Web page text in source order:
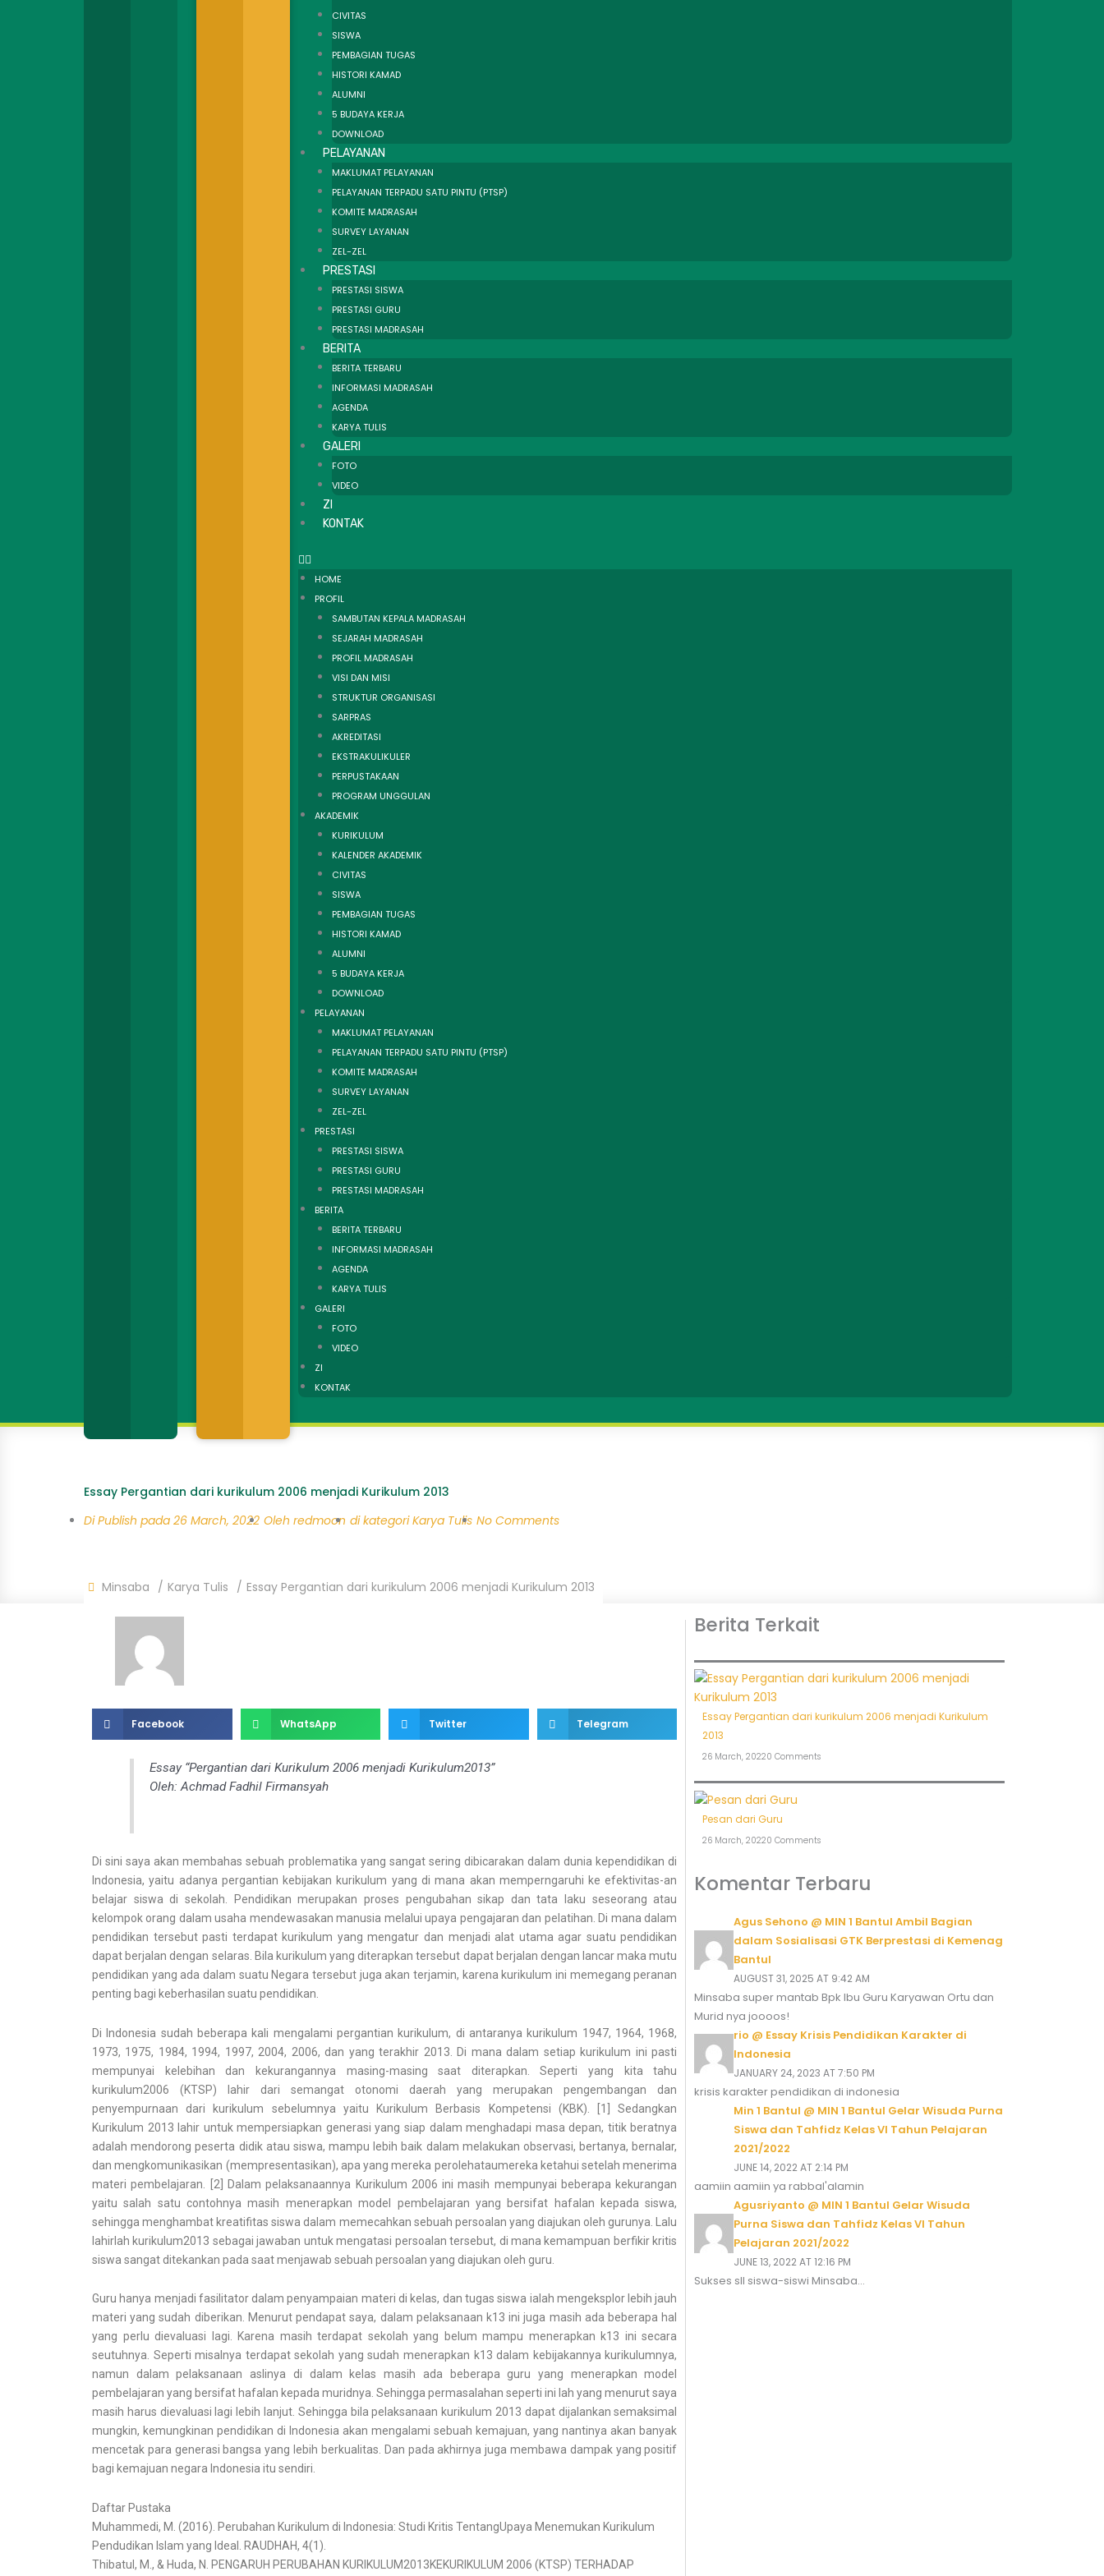
CIVITAS
SISWA
PEMBAGIAN TUGAS
HISTORI KAMAD
ALUMNI
5 BUDAYA KERJA
DOWNLOAD
PELAYANAN
MAKLUMAT PELAYANAN
PELAYANAN TERPADU SATU PINTU (PTSP)
KOMITE MADRASAH
SURVEY LAYANAN
ZEL-ZEL
PRESTASI
PRESTASI SISWA
PRESTASI GURU
PRESTASI MADRASAH
BERITA
BERITA TERBARU
INFORMASI MADRASAH
AGENDA
KARYA TULIS
GALERI
FOTO
VIDEO
ZI
KONTAK
HOME
PROFIL
SAMBUTAN KEPALA MADRASAH
SEJARAH MADRASAH
PROFIL MADRASAH
VISI DAN MISI
STRUKTUR ORGANISASI
SARPRAS
AKREDITASI
EKSTRAKULIKULER
PERPUSTAKAAN
PROGRAM UNGGULAN
AKADEMIK
KURIKULUM
KALENDER AKADEMIK
CIVITAS
SISWA
PEMBAGIAN TUGAS
HISTORI KAMAD
ALUMNI
5 BUDAYA KERJA
DOWNLOAD
PELAYANAN
MAKLUMAT PELAYANAN
PELAYANAN TERPADU SATU PINTU (PTSP)
KOMITE MADRASAH
SURVEY LAYANAN
ZEL-ZEL
PRESTASI
PRESTASI SISWA
PRESTASI GURU
PRESTASI MADRASAH
BERITA
BERITA TERBARU
INFORMASI MADRASAH
AGENDA
KARYA TULIS
GALERI
FOTO
VIDEO
ZI
KONTAK
Essay Pergantian dari kurikulum 2006 menjadi Kurikulum 2013
Di Publish pada 26 March, 2022 Oleh redmoon di kategori Karya Tulis No Comments
Minsaba Karya Tulis Essay Pergantian dari kurikulum 2006 menjadi Kurikulum 2013
Facebook WhatsApp Twitter Telegram
Essay “Pergantian dari Kurikulum 2006 menjadi Kurikulum2013”
Oleh: Achmad Fadhil Firmansyah
Di sini saya akan membahas sebuah problematika yang sangat sering dibicarakan dalam dunia kependidikan di
Indonesia, yaitu adanya pergantian kebijakan kurikulum yang di mana akan memperngaruhi ke efektivitas-an
belajar siswa di sekolah. Pendidikan merupakan proses pengubahan sikap dan tata laku seseorang atau
kelompok orang dalam usaha mendewasakan manusia melalui upaya pengajaran dan pelatihan. Di mana dalam
pendidikan tersebut pasti terdapat kurikulum yang mengatur dan menjadi alat utama agar suatu pendidikan
dapat berjalan dengan selaras. Bila kurikulum yang diterapkan tersebut dapat berjalan dengan lancar maka mutu
pendidikan yang ada dalam suatu Negara tersebut juga akan terjamin, karena kurikulum ini memegang peranan
penting bagi keberhasilan suatu pendidikan.
Di Indonesia sudah beberapa kali mengalami pergantian kurikulum, di antaranya kurikulum 1947, 1964, 1968,
1973, 1975, 1984, 1994, 1997, 2004, 2006, dan yang terakhir 2013. Di mana dalam setiap kurikulum ini pasti
mempunyai kelebihan dan kekurangannya masing-masing saat diterapkan. Seperti yang kita tahu
kurikulum2006 (KTSP) lahir dari semangat otonomi daerah yang merupakan pengembangan dan
penyempurnaan dari kurikulum sebelumnya yaitu Kurikulum Berbasis Kompetensi (KBK). [1] Sedangkan
Kurikulum 2013 lahir untuk mempersiapkan generasi yang siap dalam menghadapi masa depan, titik beratnya
adalah mendorong peserta didik atau siswa, mampu lebih baik dalam melakukan observasi, bertanya, bernalar,
dan mengkomunikasikan (mempresentasikan), apa yang mereka perolehataumereka ketahui setelah menerima
materi pembelajaran. [2] Dalam pelaksanaannya Kurikulum 2006 ini masih mempunyai beberapa kekurangan
yaitu salah satu contohnya masih menerapkan model pembelajaran yang bersifat hafalan kepada siswa,
sehingga menghambat kreatifitas siswa dalam memecahkan sebuah persoalan yang diajukan oleh gurunya. Lalu
lahirlah kurikulum2013 sebagai jawaban untuk mengatasi persoalan tersebut, di mana kemampuan berfikir kritis
siswa sangat ditekankan pada saat menjawab sebuah persoalan yang diajukan oleh guru.
Guru hanya menjadi fasilitator dalam penyampaian materi di kelas, dan tugas siswa ialah mengeksplor lebih jauh
materi yang sudah diberikan. Menurut pendapat saya, dalam pelaksanaan k13 ini juga masih ada beberapa hal
yang perlu dievaluasi lagi. Karena masih terdapat sekolah yang belum mampu menerapkan k13 ini secara
seutuhnya. Seperti misalnya terdapat sekolah yang sudah menerapkan k13 dalam kebijakannya kurikulumnya,
namun dalam pelaksanaan aslinya di dalam kelas masih ada beberapa guru yang menerapkan model
pembelajaran yang bersifat hafalan kepada muridnya. Sehingga permasalahan seperti ini lah yang menurut saya
masih harus dievaluasi lagi lebih lanjut. Sehingga bila pelaksanaan kurikulum 2013 dapat dijalankan semaksimal
mungkin, kemungkinan pendidikan di Indonesia akan mengalami sebuah kemajuan, yang nantinya akan banyak
mencetak para generasi bangsa yang lebih berkualitas. Dan pada akhirnya juga membawa dampak yang positif
bagi kemajuan negara Indonesia itu sendiri.
Daftar Pustaka
Muhammedi, M. (2016). Perubahan Kurikulum di Indonesia: Studi Kritis TentangUpaya Menemukan Kurikulum
Pendudikan Islam yang Ideal. RAUDHAH, 4(1).
Thibatul, M., & Huda, N. PENGARUH PERUBAHAN KURIKULUM2013KEKURIKULUM 2006 (KTSP) TERHADAP
Berita Terkait
Essay Pergantian dari kurikulum 2006 menjadi Kurikulum
2013
26 March, 20220 Comments
Pesan dari Guru
26 March, 20220 Comments
Komentar Terbaru
Agus Sehono @ MIN 1 Bantul Ambil Bagian
dalam Sosialisasi GTK Berprestasi di Kemenag
Bantul
AUGUST 31, 2025 AT 9:42 AM
Minsaba super mantab Bpk Ibu Guru Karyawan Ortu dan
Murid nya joooos!
rio @ Essay Krisis Pendidikan Karakter di
Indonesia
JANUARY 24, 2023 AT 7:50 PM
krisis karakter pendidikan di indonesia
Min 1 Bantul @ MIN 1 Bantul Gelar Wisuda Purna
Siswa dan Tahfidz Kelas VI Tahun Pelajaran
2021/2022
JUNE 14, 2022 AT 2:14 PM
aamiin aamiin ya rabbal'alamin
Agusriyanto @ MIN 1 Bantul Gelar Wisuda
Purna Siswa dan Tahfidz Kelas VI Tahun
Pelajaran 2021/2022
JUNE 13, 2022 AT 12:16 PM
Sukses sll siswa-siswi Minsaba...